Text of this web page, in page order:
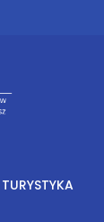
TURYSTYKA